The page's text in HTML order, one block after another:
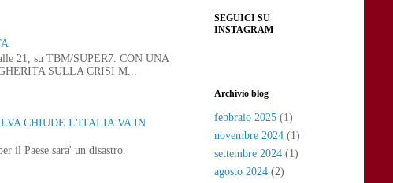
21, su TBM/SUPER7. CON UNA
SULLA CRISI M...
CHIUDE L'ITALIA VA IN
il Paese sara' un disastro.
SEGUICI SU
INSTAGRAM
Archivio blog
febbraio 2025 (1)
novembre 2024 (1)
settembre 2024 (1)
agosto 2024 (2)